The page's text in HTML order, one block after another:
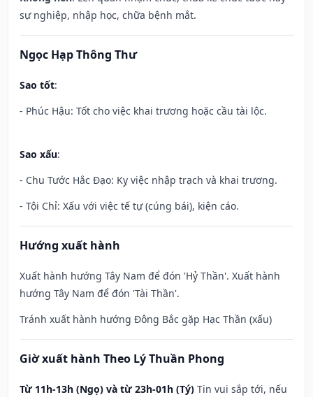
sự nghiệp, nhập học, chữa bệnh mắt.
Ngọc Hạp Thông Thư
Sao tốt:
- Phúc Hậu: Tốt cho việc khai trương hoặc cầu tài lộc.
Sao xấu:
- Chu Tước Hắc Đạo: Kỵ việc nhập trạch và khai trương.
- Tội Chỉ: Xấu với việc tế tự (cúng bái), kiện cáo.
Hướng xuất hành
Xuất hành hướng Tây Nam để đón 'Hỷ Thần'. Xuất hành
hướng Tây Nam để đón 'Tài Thần'.
Tránh xuất hành hướng Đông Bắc gặp Hạc Thần (xấu)
Giờ xuất hành Theo Lý Thuần Phong
Từ 11h-13h (Ngọ) và từ 23h-01h (Tý) Tin vui sắp tới, nếu